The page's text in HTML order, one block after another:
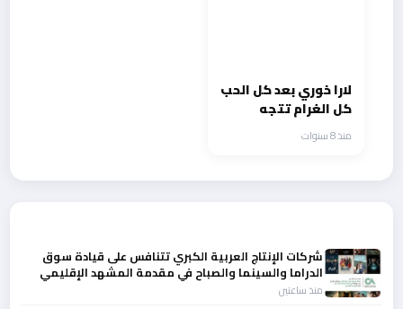
لارا خوري بعد كل الحب
كل الغرام تتجه
للسينما العربية
منذ 8 سنوات
شركات الإنتاج العربية الكبري تتنافس على قيادة سوق
الدراما والسينما والصباح في مقدمة المشهد الإقليمي
منذ ساعتين